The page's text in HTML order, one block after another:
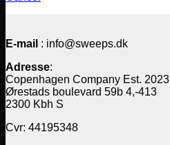
E-mail : info@sweeps.dk
Adresse:
Copenhagen Company Est. 2023
Ørestads boulevard 59b 4,-413
2300 Kbh S
Cvr: 44195348